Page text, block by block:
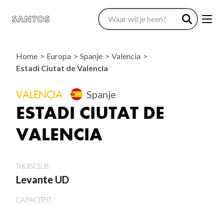
Home Europa Spanje
Valencia
Estadi Ciutat de Valencia
VALENCIA Spanje
ESTADI CIUTAT DE
VALENCIA
THUISCLUB
Levante UD
CAPACITEIT